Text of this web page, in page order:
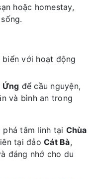
hoặc homestay,
biển với hoạt động
Ứng để cầu nguyện,
và bình an trong
tâm linh tại Chùa
tại đảo Cát Bà,
đáng nhớ cho du